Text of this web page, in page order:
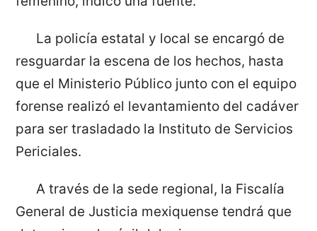
La policía estatal y local se encargó de
resguardar la escena de los hechos, hasta
que el Ministerio Público junto con el equipo
forense realizó el levantamiento del cadáver
para ser trasladado la Instituto de Servicios
Periciales.
A través de la sede regional, la Fiscalía
General de Justicia mexiquense tendrá que